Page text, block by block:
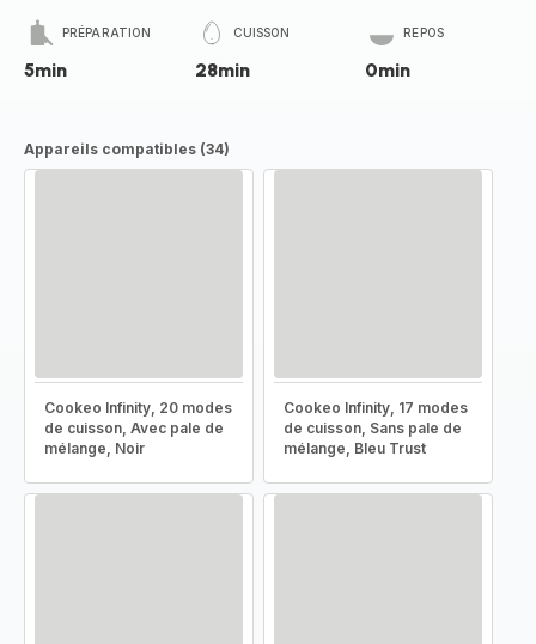
PRÉPARATION
5min
CUISSON
28min
REPOS
0min
Appareils compatibles (34)
Cookeo Infinity, 20 modes
de cuisson, Avec pale de
mélange, Noir
Cookeo Infinity, 17 modes
de cuisson, Sans pale de
mélange, Bleu Trust